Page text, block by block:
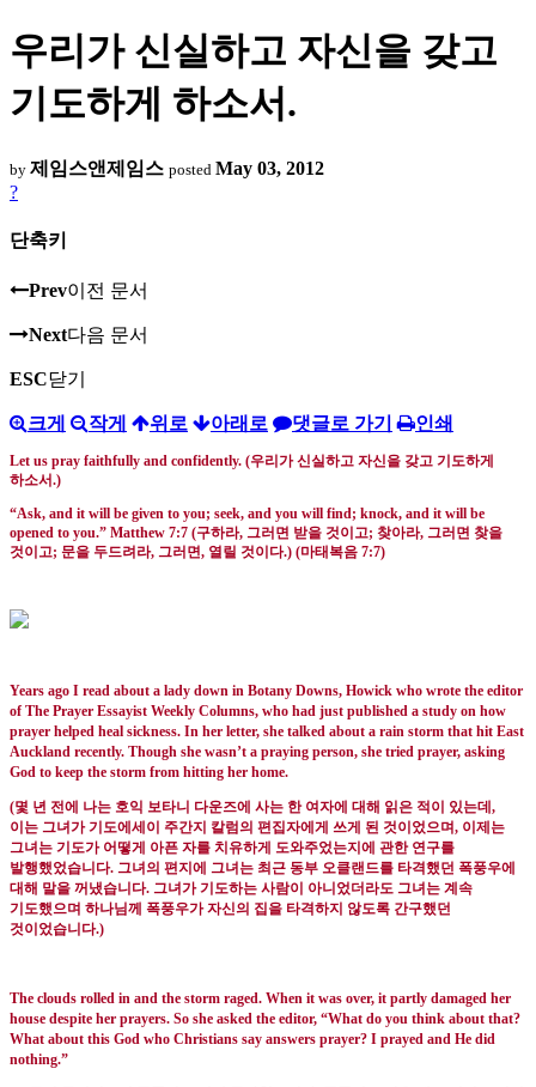
우리가 신실하고 자신을 갖고
기도하게 하소서.
by 제임스앤제임스 posted May 03, 2012
?
단축키
Prev이전 문서
Next다음 문서
ESC닫기
크게 작게 위로 아래로 댓글로 가기 인쇄
Let us pray faithfully and confidently. (우리가 신실하고 자신을 갖고 기도하게
하소서.)
“Ask, and it will be given to you; seek, and you will find; knock, and it will be
opened to you.” Matthew 7:7 (구하라, 그러면 받을 것이고; 찾아라, 그러면 찾을
것이고; 문을 두드려라, 그러면, 열릴 것이다.) (마태복음 7:7)
Years ago I read about a lady down in Botany Downs, Howick who wrote the editor
of The Prayer Essayist Weekly Columns, who had just published a study on how
prayer helped heal sickness. In her letter, she talked about a rain storm that hit East
Auckland recently. Though she wasn’t a praying person, she tried prayer, asking
God to keep the storm from hitting her home.
(몇 년 전에 나는 호익 보타니 다운즈에 사는 한 여자에 대해 읽은 적이 있는데 ,
이는 그녀가 기도에세이 주간지 칼럼의 편집자에게 쓰게 된 것이었으며, 이제는
그녀는 기도가 어떻게 아픈 자를 치유하게 도와주었는지에 관한 연구를
발행했었습니다. 그녀의 편지에 그녀는 최근 동부 오클랜드를 타격했던 폭풍우에
대해 말을 꺼냈습니다. 그녀가 기도하는 사람이 아니었더라도 그녀는 계속
기도했으며 하나님께 폭풍우가 자신의 집을 타격하지 않도록 간구했던
것이었습니다.)
The clouds rolled in and the storm raged. When it was over, it partly damaged her
house despite her prayers. So she asked the editor, “What do you think about that?
What about this God who Christians say answers prayer? I prayed and He did
nothing.”